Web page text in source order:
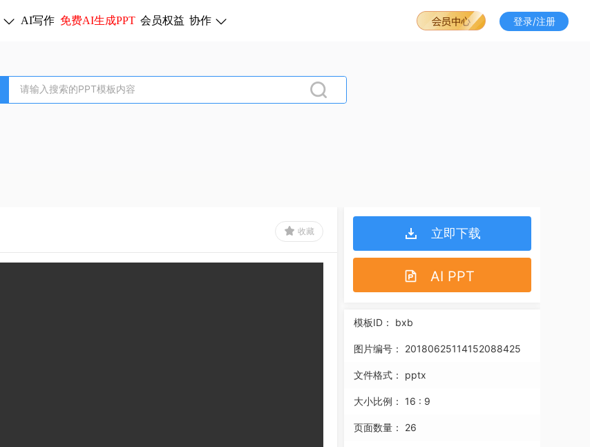
AI写作 免费AI生成PPT 会员权益 协作 登录/注册
收藏 立即下载
AI PPT
模板ID： bxb
图片编号： 20180625114152088425
文件格式： pptx
大小比例： 16 : 9
页面数量： 26